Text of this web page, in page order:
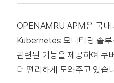
OPENAMRU APM은 국내
Kubernetes 모니터링 솔루
관련된 기능을 제공하여 쿠
더 편리하게 도와주고 있습